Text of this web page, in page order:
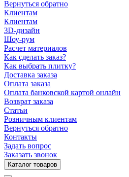
Вернуться обратно
Клиентам
Клиентам
3D-дизайн
Шоу-рум
Расчет материалов
Как сделать заказ?
Как выбрать плитку?
Доставка заказа
Оплата заказа
Оплата банковской картой онлайн
Возврат заказа
Статьи
Розничным клиентам
Вернуться обратно
Контакты
Задать вопрос
Заказать звонок
Каталог товаров